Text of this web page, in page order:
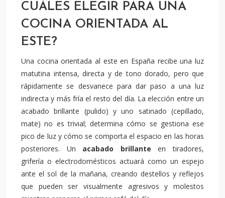
CUÁLES ELEGIR PARA UNA
COCINA ORIENTADA AL
ESTE?
Una cocina orientada al este en España recibe una luz
matutina intensa, directa y de tono dorado, pero que
rápidamente se desvanece para dar paso a una luz
indirecta y más fría el resto del día. La elección entre un
acabado brillante (pulido) y uno satinado (cepillado,
mate) no es trivial; determina cómo se gestiona ese
pico de luz y cómo se comporta el espacio en las horas
posteriores. Un acabado brillante en tiradores,
grifería o electrodomésticos actuará como un espejo
ante el sol de la mañana, creando destellos y reflejos
que pueden ser visualmente agresivos y molestos